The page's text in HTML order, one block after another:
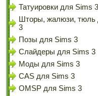
Татуировки для Sims 3
Шторы, жалюзи, тюль
3
Позы для Sims 3
Слайдеры для Sims 3
Моды для Sims 3
CAS для Sims 3
OMSP для Sims 3